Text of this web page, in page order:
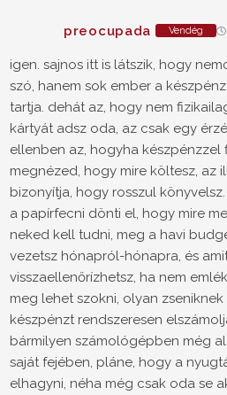
preocupada Vendég
igen. sajnos itt is látszik, hogy
szó, hanem sok ember a
tartja. dehát az, hogy nem
kártyát adsz oda, az csak egy
ellenben az, hogyha készpénzzel
megnézed, hogy mire költesz, az
bizonyítja, hogy rosszul
a papírfecni dönti el, hogy mire
neked kell tudni, meg a havi
vezetsz hónapról-hónapra, és
visszaellenőrízhetsz, ha nem
meg lehet szokni, olyan zseniknek
készpénzt rendszeresen
bármilyen számológépben még
saját fejében, pláne, hogy a
elhagyni, néha még csak oda se